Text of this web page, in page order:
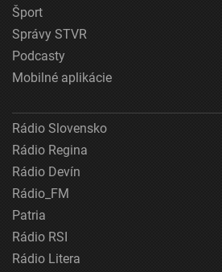
Šport
Správy STVR
Podcasty
Mobilné aplikácie
Rádio Slovensko
Rádio Regina
Rádio Devín
Rádio_FM
Patria
Rádio RSI
Rádio Litera